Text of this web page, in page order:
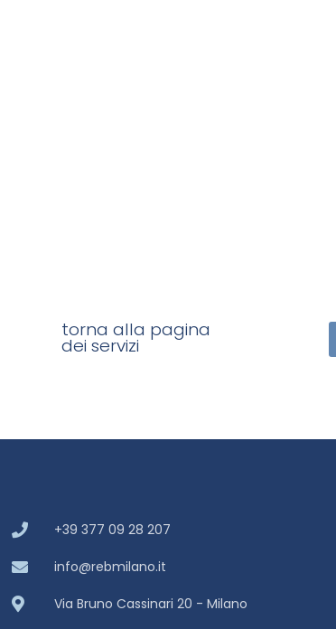
torna alla pagina
dei servizi
+39 377 09 28 207
info@rebmilano.it
Via Bruno Cassinari 20 - Milano